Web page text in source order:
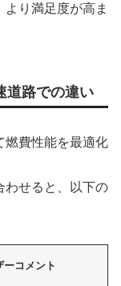
り満足度が高ま
道路での違い
燃費性能を最適化
わせると、以下の
ーコメント